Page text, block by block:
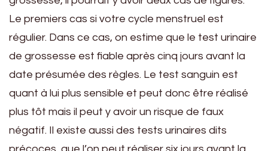
Le premiers cas si votre cycle menstruel est
régulier. Dans ce cas, on estime que le test urinaire
de grossesse est fiable après cinq jours avant la
date présumée des règles. Le test sanguin est
quant à lui plus sensible et peut donc être réalisé
plus tôt mais il peut y avoir un risque de faux
négatif. Il existe aussi des tests urinaires dits